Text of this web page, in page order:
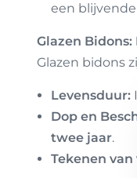
een
Glazen
Glazen bidons
Levensduur:
Dop en
twee jaar.
Tekenen van